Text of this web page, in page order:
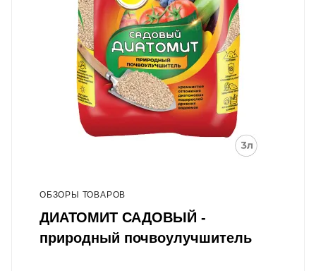
ОБЗОРЫ ТОВАРОВ
ДИАТОМИТ САДОВЫЙ -
природный почвоулучшитель